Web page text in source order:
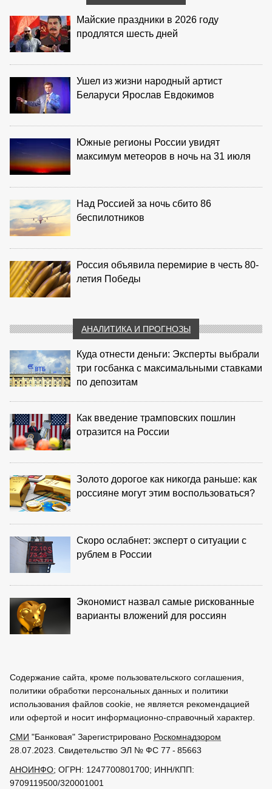
Майские праздники в 2026 году
продлятся шесть дней
Ушел из жизни народный артист
Беларуси Ярослав Евдокимов
Южные регионы России увидят
максимум метеоров в ночь на 31 июля
Над Россией за ночь сбито 86
беспилотников
Россия объявила перемирие в честь 80-
летия Победы
АНАЛИТИКА И ПРОГНОЗЫ
Куда отнести деньги: Эксперты выбрали
три госбанка с максимальными ставками
по депозитам
Как введение трамповских пошлин
отразится на России
Золото дорогое как никогда раньше: как
россияне могут этим воспользоваться?
Скоро ослабнет: эксперт о ситуации с
рублем в России
Экономист назвал самые рискованные
варианты вложений для россиян
Содержание сайта, кроме пользовательского соглашения,
политики обработки персональных данных и политики
использования файлов cookie, не является рекомендацией
или офертой и носит информационно-справочный характер.
СМИ "Банковая" Зарегистрировано Роскомнадзором
28.07.2023. Свидетельство ЭЛ № ФС 77 - 85663
АНОИНФО; ОГРН: 1247700801700; ИНН/КПП:
9709119500/320001001